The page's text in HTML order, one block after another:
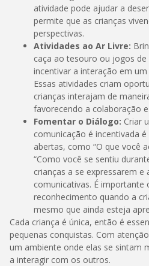
atividade pode ajudar a
permite que as crianças
perspectivas.
Atividades ao Ar Livre:
caça ao tesouro ou jogos
incentivar a interação em
Essas atividades criam
crianças interajam de
favorecendo a colaboração
Fomentar o Diálogo: Criar
comunicação é incentivada
abertas, como “O que você
“Como você se sentiu
crianças a se expressarem e
comunicativas. É importante
reconhecimento quando a
mesmo que ainda esteja
Cada criança é única, então é
pequenas conquistas. Com
um ambiente onde elas se sintam
a interagir com os outros.